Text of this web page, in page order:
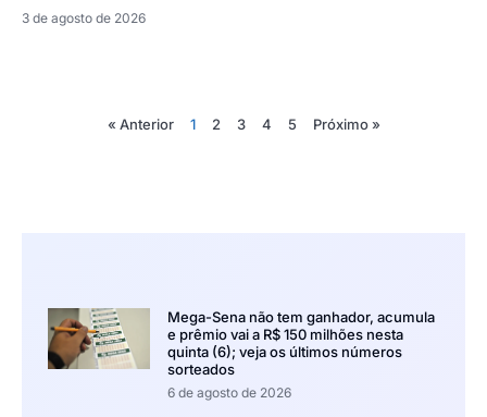
3 de agosto de 2026
« Anterior 1 2 3 4 5 Próximo »
Mega-Sena não tem ganhador, acumula
e prêmio vai a R$ 150 milhões nesta
quinta (6); veja os últimos números
sorteados
6 de agosto de 2026